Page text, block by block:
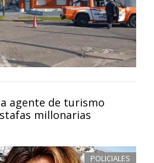
agente de turismo
millonarias
POLICIALES